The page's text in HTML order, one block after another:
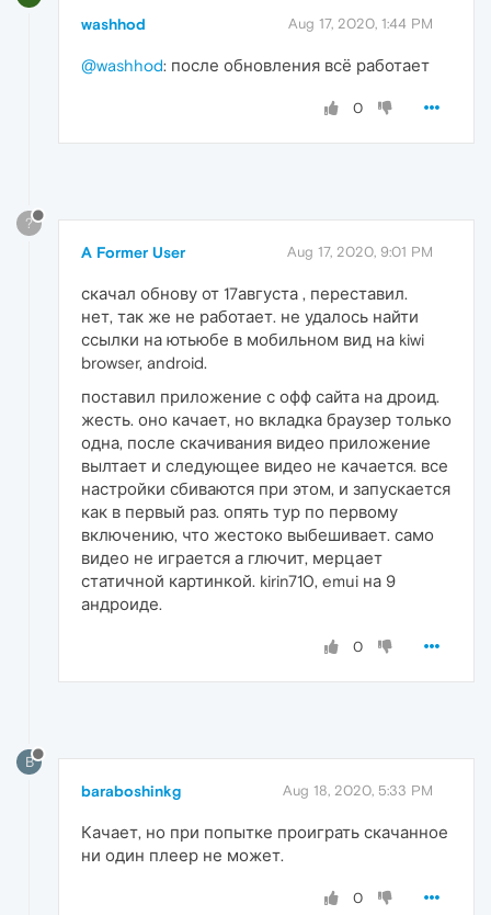
washhod Aug 17, 2020, 1:44 PM
@washhod: после обновления всё работает
0
?
A Former User Aug 17, 2020, 9:01 PM
скачал обнову от 17августа , переставил.
нет, так же не работает. не удалось найти
ссылки на ютьюбе в мобильном вид на kiwi
browser, android.
поставил приложение с офф сайта на дроид.
жесть. оно качает, но вкладка браузер только
одна, после скачивания видео приложение
вылтает и следующее видео не качается. все
настройки сбиваются при этом, и запускается
как в первый раз. опять тур по первому
включению, что жестоко выбешивает. само
видео не играется а глючит, мерцает
статичной картинкой. kirin710, emui на 9
андроиде.
0
B
baraboshinkg Aug 18, 2020, 5:33 PM
Качает, но при попытке проиграть скачанное
ни один плеер не может.
0